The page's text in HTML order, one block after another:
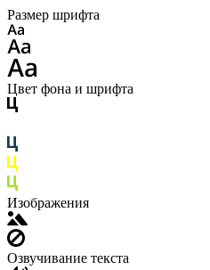
Размер шрифта
Цвет фона и шрифта
Изображения
Озвучивание текста